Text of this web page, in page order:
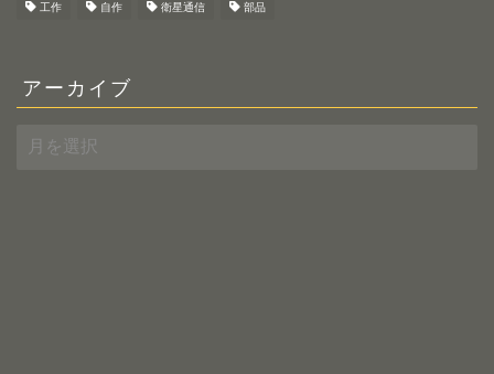
工作 自作 衛星通信 部品
アーカイブ
ー